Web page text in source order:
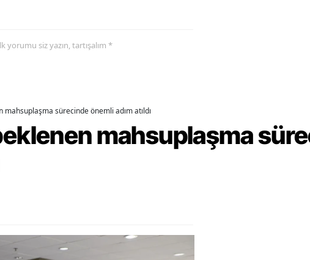
siz yazın, tartışalım *
mahsuplaşma sürecinde önemli adım atıldı
mahsuplaşma